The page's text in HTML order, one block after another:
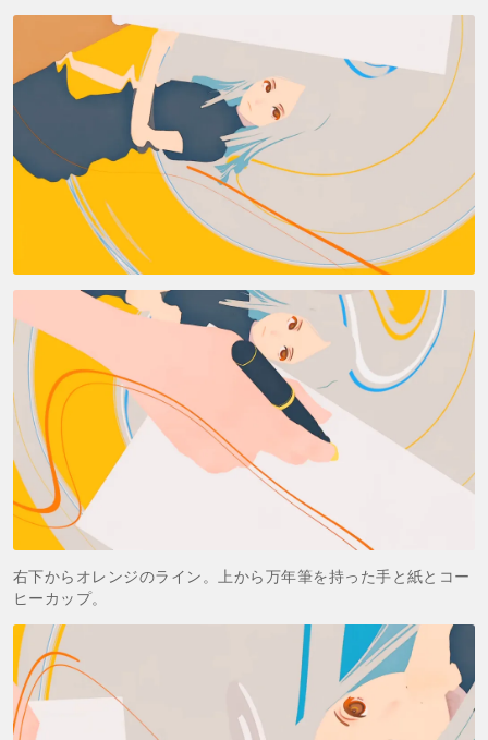
右下からオレンジのライン。上から万年筆を持った手と紙とコー
ヒーカップ。